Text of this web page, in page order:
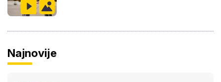
Najnovije